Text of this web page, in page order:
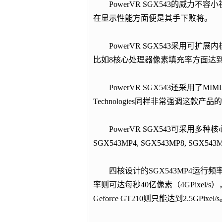
PowerVR SGX543的威力不容小
在显示性能方面便是其手下败将。
PowerVR SGX543采用可扩展内
比如8核心处理器像素填充率方面达
PowerVR SGX543还采用了
Technologies同样非常强调这款产品
PowerVR SGX543可采用多种核
SGX543MP4, SGX543MP8,
四核设计的SGX543MP4运行频率
率则可达每秒40亿像素（4GPixel/s）
Geforce GT210则只能达到2.5GPixel/s